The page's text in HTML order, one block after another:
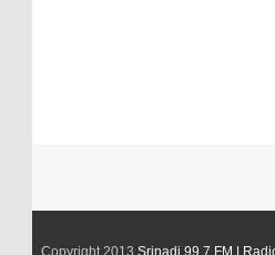
Copyright 2013 Srinadi 99,7 FM |